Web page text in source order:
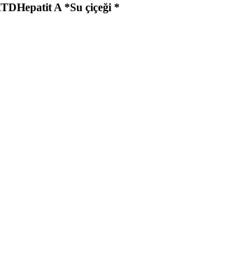
TDHepatit A *Su çiçeği *